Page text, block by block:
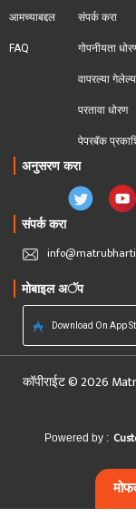
आमच्याबद्दल
FAQ
संपर्क करा
गोपनीयता
वापरल्या
परतावा धोरण
पेपरबॅक
अनुसरण करा
संपर्क करा
मोबाइल अॅप
Download On App
कॉपीराईट © 2026
Powered by :